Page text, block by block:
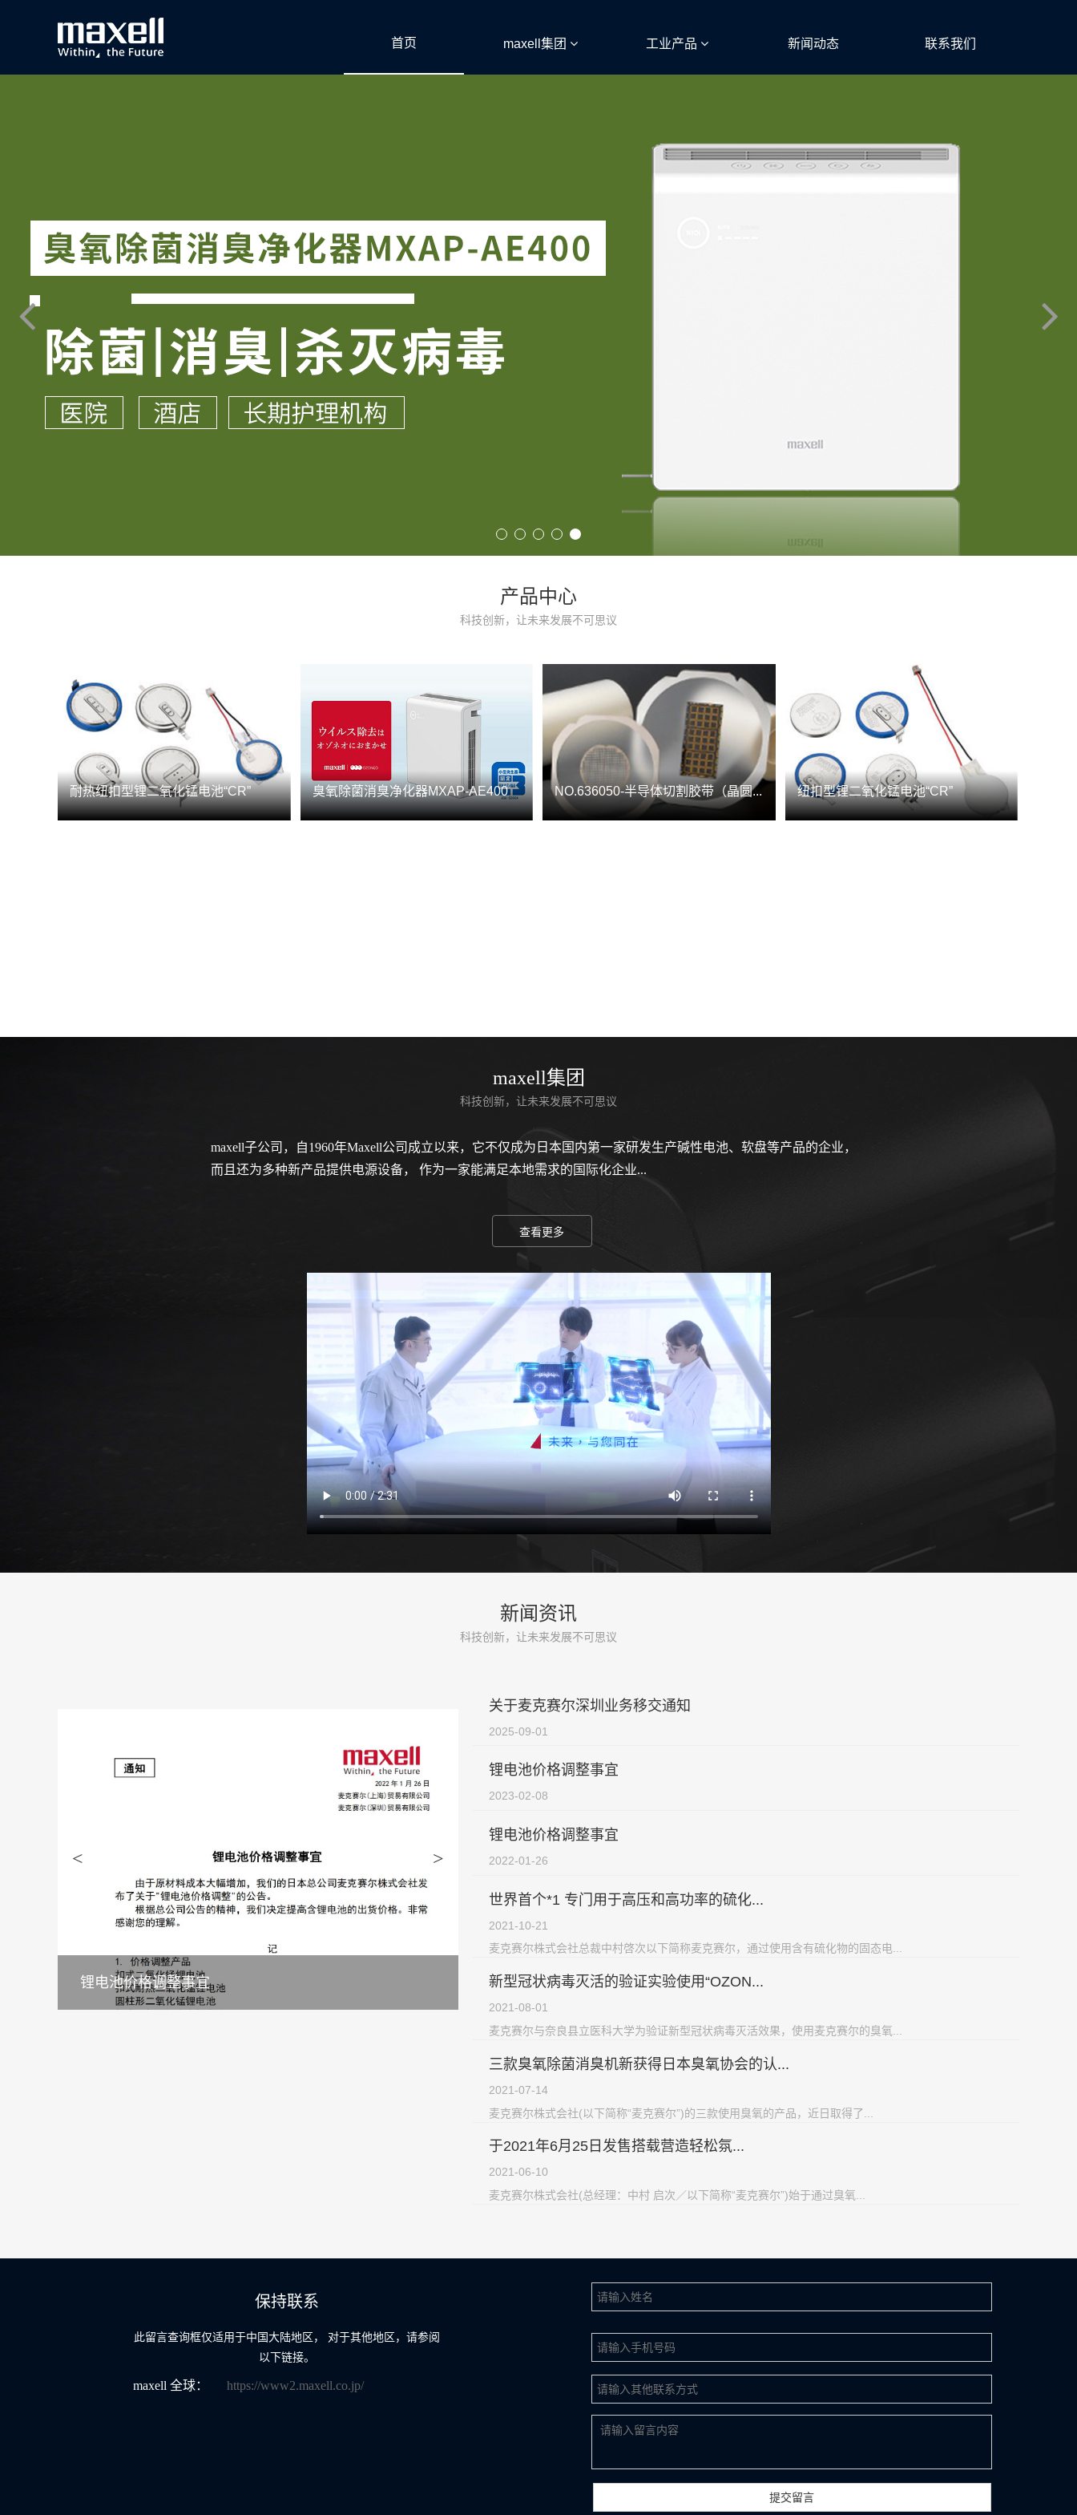
首页 maxell集团 工业产品 新闻动态 联系我们
产品中心
科技创新，让未来发展不可思议
耐热纽扣型锂二氧化锰电池“CR” 臭氧除菌消臭净化器MXAP-AE400 NO.636050-半导体切割胶带（晶圆... 纽扣型锂二氧化锰电池“CR”
maxell集团
科技创新，让未来发展不可思议
maxell子公司，自1960年Maxell公司成立以来，它不仅成为日本国内第一家研发生产碱性电池、软盘等产品的企业，
而且还为多种新产品提供电源设备， 作为一家能满足本地需求的国际化企业...
查看更多
新闻资讯
科技创新，让未来发展不可思议
< >
锂电池价格调整事宜
关于麦克赛尔深圳业务移交通知
2025-09-01
锂电池价格调整事宜
2023-02-08
锂电池价格调整事宜
2022-01-26
世界首个*1 专门用于高压和高功率的硫化...
2021-10-21
麦克赛尔株式会社总裁中村啓次以下简称麦克赛尔，通过使用含有硫化物的固态电...
新型冠状病毒灭活的验证实验使用“OZON...
2021-08-01
麦克赛尔与奈良县立医科大学为验证新型冠状病毒灭活效果，使用麦克赛尔的臭氧...
三款臭氧除菌消臭机新获得日本臭氧协会的认...
2021-07-14
麦克赛尔株式会社(以下简称“麦克赛尔”)的三款使用臭氧的产品，近日取得了...
于2021年6月25日发售搭载营造轻松氛...
2021-06-10
麦克赛尔株式会社(总经理：中村 启次／以下简称“麦克赛尔”)始于通过臭氧...
保持联系
此留言查询框仅适用于中国大陆地区， 对于其他地区，请参阅
以下链接。
maxell 全球： https://www2.maxell.co.jp/